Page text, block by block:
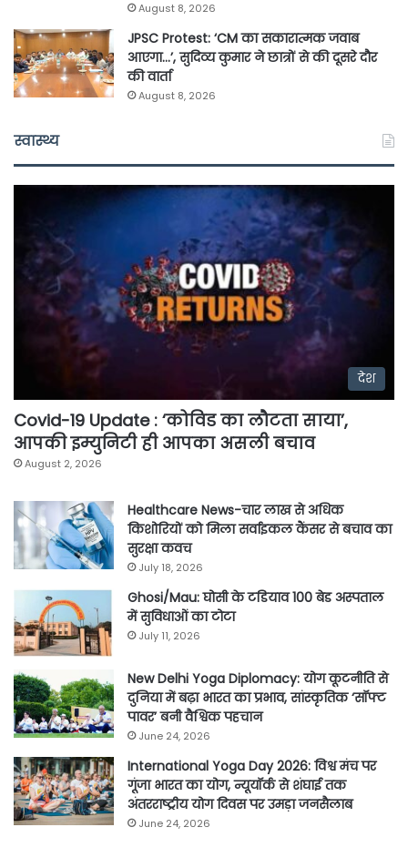
August 8, 2026
JPSC Protest: ‘CM का सकारात्मक जवाब
आएगा…’, सुदिव्य कुमार ने छात्रों से की दूसरे दौर
की वार्ता
August 8, 2026
स्वास्थ्य
देश
Covid-19 Update : ‘कोविड का लौटता साया’,
आपकी इम्युनिटी ही आपका असली बचाव
August 2, 2026
Healthcare News-चार लाख से अधिक
किशोरियों को मिला सर्वाइकल कैंसर से बचाव का
सुरक्षा कवच
July 18, 2026
Ghosi/Mau: घोसी के टडियाव 100 बेड अस्पताल
में सुविधाओं का टोटा
July 11, 2026
New Delhi Yoga Diplomacy: योग कूटनीति से
दुनिया में बढ़ा भारत का प्रभाव, सांस्कृतिक ‘सॉफ्ट
पावर’ बनी वैश्विक पहचान
June 24, 2026
International Yoga Day 2026: विश्व मंच पर
गूंजा भारत का योग, न्यूयॉर्क से शंघाई तक
अंतरराष्ट्रीय योग दिवस पर उमड़ा जनसैलाब
June 24, 2026